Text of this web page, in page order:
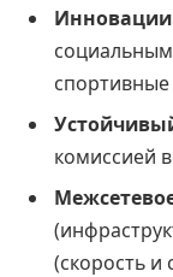
Инновации
комиссией
(скорость и